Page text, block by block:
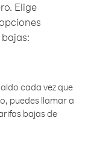
Elige
cada vez que
puedes llamar a
bajas de